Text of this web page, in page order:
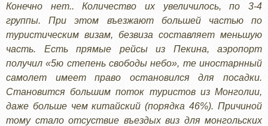
Конечно нет.. Количество их увеличилось, по 3-4
группы. При этом въезжают большей частью по
туристическим визам, безвиза составляет меньшую
часть. Есть прямые рейсы из Пекина, аэропорт
получил «5ю степень свободы небо», те иностарнный
самолет имеет право остановился для посадки.
Становится большим поток туристов из Монголии,
даже больше чем китайский (порядка 46%). Причиной
тому стало отсуствие въездых виз для монгольских